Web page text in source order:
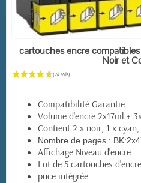
EN
cartouches encre
Noir et
Compatibilité Garantie
Volume d'encre 2x17ml +
Contient 2 x noir, 1 x
Nombre de pages :
Affichage Niveau d'encre
Lot de 5 cartouches
puce intégrée